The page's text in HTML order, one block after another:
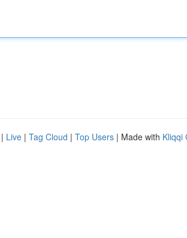
| Live | Tag Cloud | Top Users | Made with Kliqqi